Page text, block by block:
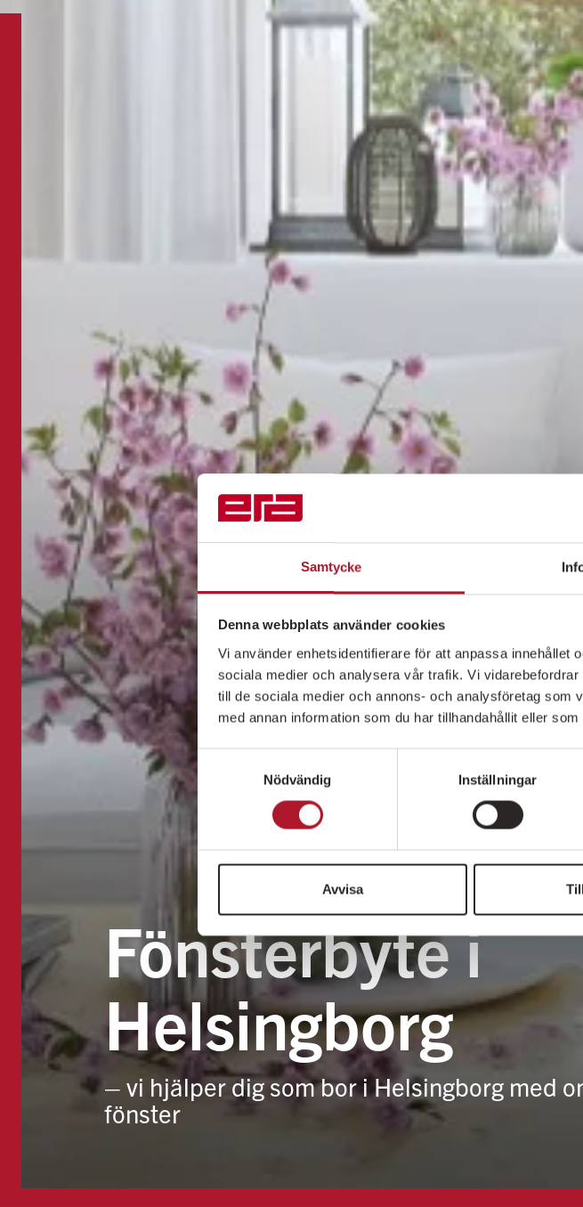
Samtycke
Denna webbplats använder cookies
Vi använder enhetsidentifierare för att anpassa innehållet
sociala medier och analysera vår trafik. Vi
till de sociala medier och annons- och analysföretag
med annan information som du har tillhandahållit eller
Nödvändig
Inställningar
Avvisa
Fönsterbyte i
Helsingborg
– vi hjälper dig som bor i Helsingborg med
fönster